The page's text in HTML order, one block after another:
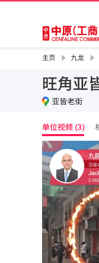
主页 九龙
旺角亚
亚皆老街
单位视频 (3)